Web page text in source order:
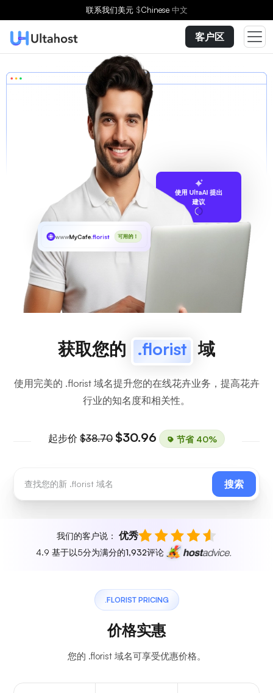
联系我们美元 $Chinese 中文
客户区
使用 UltaAI 提出
建议
wwwMyCafe.florist 可用的！
获取您的 .florist 域
使用完美的 .florist 域名提升您的在线花卉业务，提高花卉
行业的知名度和相关性。
起步价 $38.70 $30.96 节省 40%
搜索
我们的客户说： 优秀
4.9 基于以5分为满分的1,932评论
.FLORIST PRICING
价格实惠
您的 .florist 域名可享受优惠价格。